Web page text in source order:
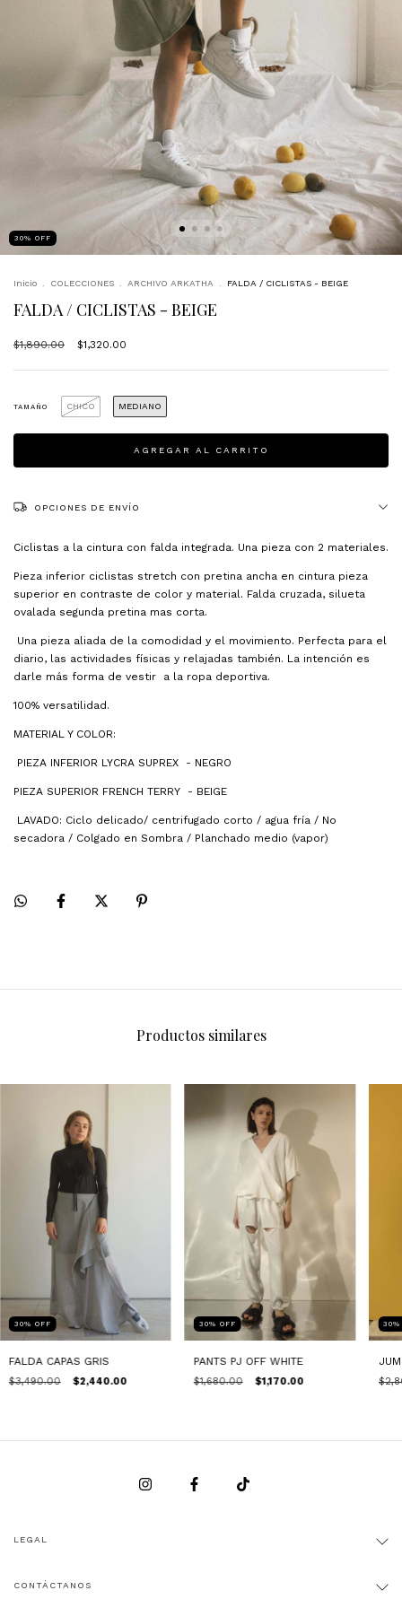
30% OFF
Inicio COLECCIONES ARCHIVO ARKATHA FALDA / CICLISTAS - BEIGE
FALDA / CICLISTAS - BEIGE
$1,890.00 $1,320.00
TAMAÑO CHICO MEDIANO
OPCIONES DE ENVÍO
Ciclistas a la cintura con falda integrada. Una pieza con 2 materiales.
Pieza inferior ciclistas stretch con pretina ancha en cintura pieza
superior en contraste de color y material. Falda cruzada, silueta
ovalada segunda pretina mas corta.
Una pieza aliada de la comodidad y el movimiento. Perfecta para el
diario, las actividades físicas y relajadas también. La intención es
darle más forma de vestir a la ropa deportiva.
100% versatilidad.
MATERIAL Y COLOR:
PIEZA INFERIOR LYCRA SUPREX - NEGRO
PIEZA SUPERIOR FRENCH TERRY - BEIGE
LAVADO: Ciclo delicado/ centrifugado corto / agua fría / No
secadora / Colgado en Sombra / Planchado medio (vapor)
Productos similares
30% OFF
FALDA CAPAS GRIS
$3,490.00 $2,440.00
30% OFF
PANTS PJ OFF WHITE
$1,680.00 $1,170.00
30
LEGAL
CONTÁCTANOS